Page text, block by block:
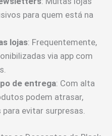
para quem está na
lojas: Frequentemente,
via app com
de entrega: Com alta
podem atrasar,
evitar surpresas.